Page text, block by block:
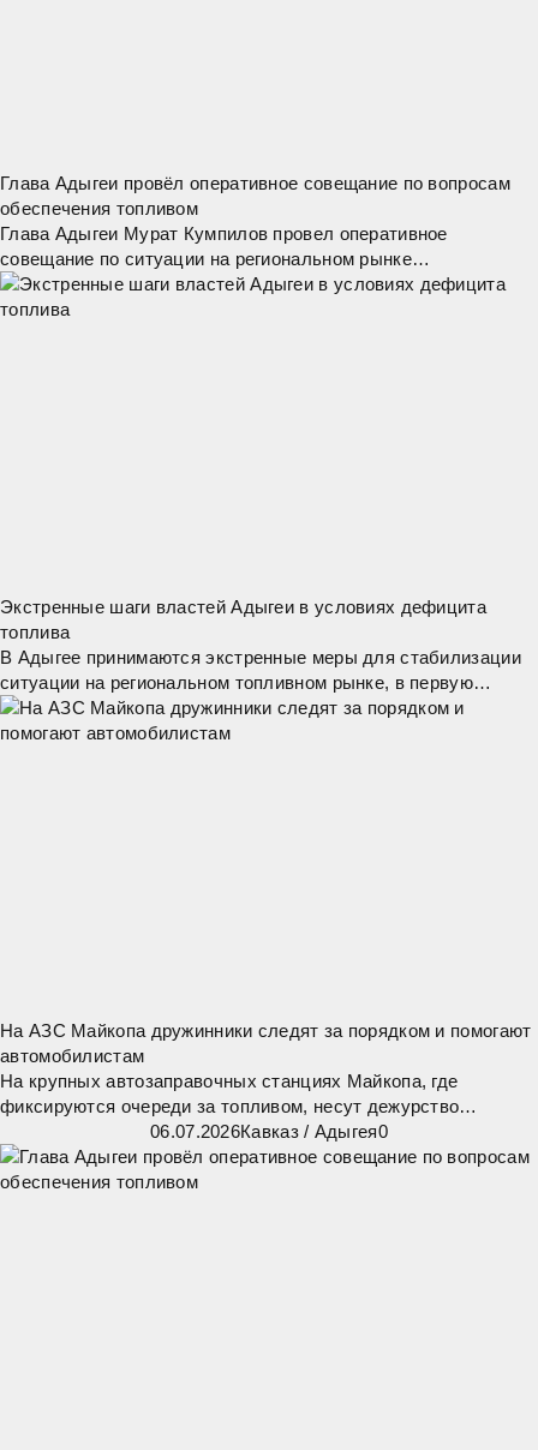
Глава Адыгеи провёл оперативное совещание по вопросам
обеспечения топливом
Глава Адыгеи Мурат Кумпилов провел оперативное
совещание по ситуации на региональном рынке
нефтепродуктов. "Сегодня наша главная задача – обеспечить
стабильное снабжение топливом жителей
Экстренные шаги властей Адыгеи в условиях дефицита
топлива
В Адыгее принимаются экстренные меры для стабилизации
ситуации на региональном топливном рынке, в первую
очередь — обеспечение бесперебойной работы жизненно
важных организаций. Экстренные службы,
На АЗС Майкопа дружинники следят за порядком и помогают
автомобилистам
На крупных автозаправочных станциях Майкопа, где
фиксируются очереди за топливом, несут дежурство
дружинники отряда «Честь». Они помогают
правоохранительным органам следить за порядком, а также
06.07.2026Кавказ/ Адыгея0